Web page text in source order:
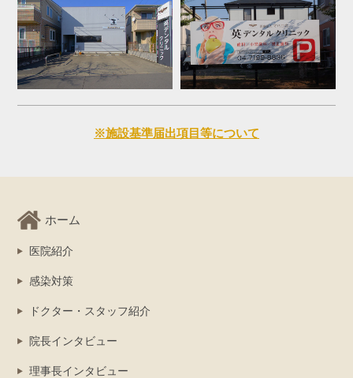
※施設基準届出項目等について
ホーム
医院紹介
感染対策
ドクター・スタッフ紹介
院長インタビュー
理事長インタビュー